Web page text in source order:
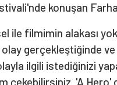
konuşan
ile filmimin alakası
gerçekleştiğinde ve
ilgili istediğinizi
çekebilirsiniz. 'A Hero'